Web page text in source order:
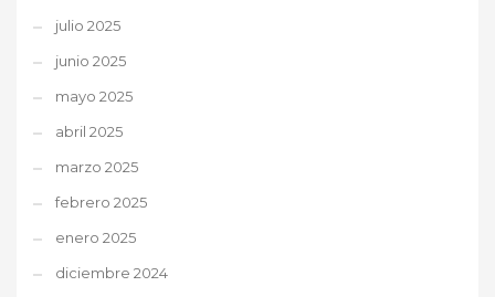
julio 2025
junio 2025
mayo 2025
abril 2025
marzo 2025
febrero 2025
enero 2025
diciembre 2024